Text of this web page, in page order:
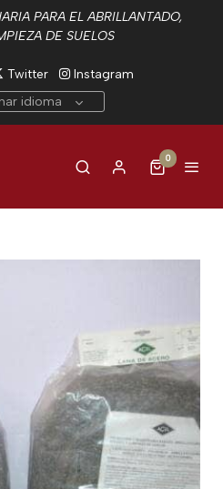
PARA EL ABRILLANTADO,
DE SUELOS
Twitter
Instagram
idioma
0